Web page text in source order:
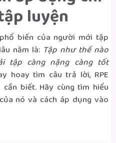
luyện
biến của người mới tập
năm là: Tập như thế nào
tập càng nặng càng tốt
hoay tìm câu trả lời, RPE
biết. Hãy cùng tìm hiểu
nó và cách áp dụng vào